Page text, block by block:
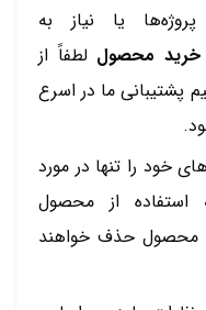
یا نیاز به
خرید محصول لطفاً از
پشتیبانی ما در اسرع
خود را تنها در مورد
استفاده از محصول
محصول حذف خواهند